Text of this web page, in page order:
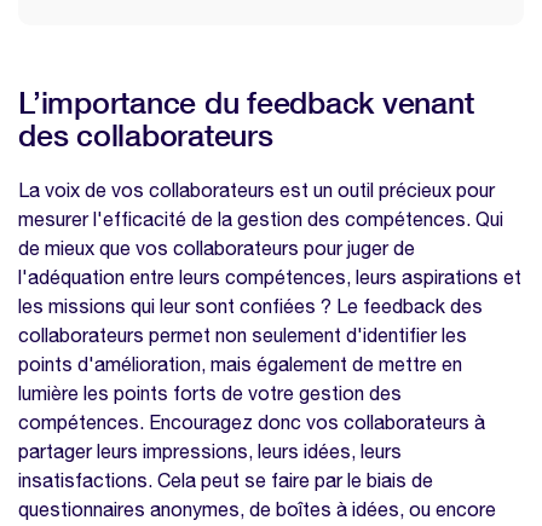
L’importance du feedback venant
des collaborateurs
La voix de vos collaborateurs est un outil précieux pour
mesurer l'efficacité de la gestion des compétences. Qui
de mieux que vos collaborateurs pour juger de
l'adéquation entre leurs compétences, leurs aspirations et
les missions qui leur sont confiées ? Le feedback des
collaborateurs permet non seulement d'identifier les
points d'amélioration, mais également de mettre en
lumière les points forts de votre gestion des
compétences. Encouragez donc vos collaborateurs à
partager leurs impressions, leurs idées, leurs
insatisfactions. Cela peut se faire par le biais de
questionnaires anonymes, de boîtes à idées, ou encore